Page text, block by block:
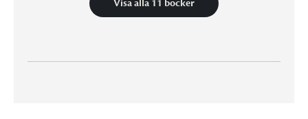
Visa alla 11 böcker